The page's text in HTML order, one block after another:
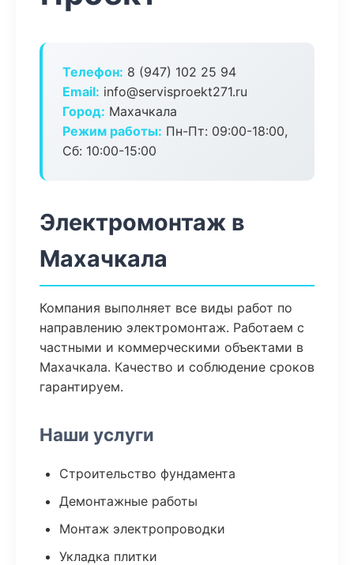
Телефон: 8 (947) 102 25 94
Email: info@servisproekt271.ru
Город: Махачкала
Режим работы: Пн-Пт: 09:00-18:00,
Сб: 10:00-15:00
Электромонтаж в
Махачкала
Компания выполняет все виды работ по
направлению электромонтаж. Работаем с
частными и коммерческими объектами в
Махачкала. Качество и соблюдение сроков
гарантируем.
Наши услуги
Строительство фундамента
Демонтажные работы
Монтаж электропроводки
Укладка плитки